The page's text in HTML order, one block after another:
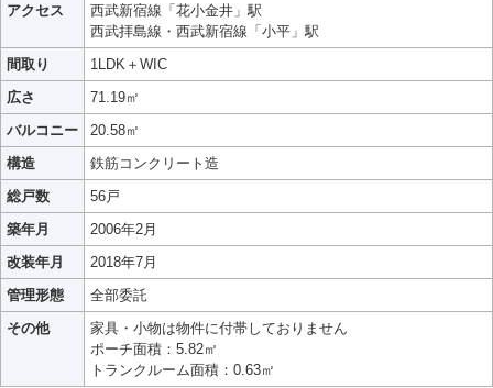
アクセス
西武新宿線「花小金井」駅
西武拝島線・西武新宿線「小平」駅
間取り
1LDK＋WIC
広さ
71.19㎡
バルコニー
20.58㎡
構造
鉄筋コンクリート造
総戸数
56戸
築年月
2006年2月
改装年月
2018年7月
管理形態
全部委託
その他
家具・小物は物件に付帯しておりません
ポーチ面積：5.82㎡
トランクルーム面積：0.63㎡